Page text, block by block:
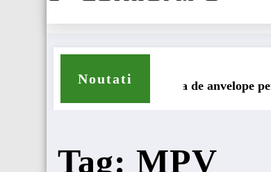
Noutati
își extinde gama de anvelope pentru camioane
Tag: MPV